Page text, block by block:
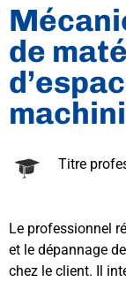
de
Titre
Le professionnel
et le dépannage
chez le client. Il